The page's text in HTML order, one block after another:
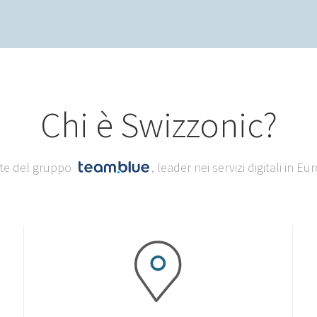
Chi è Swizzonic?
del gruppo , leader nei servizi digitali in